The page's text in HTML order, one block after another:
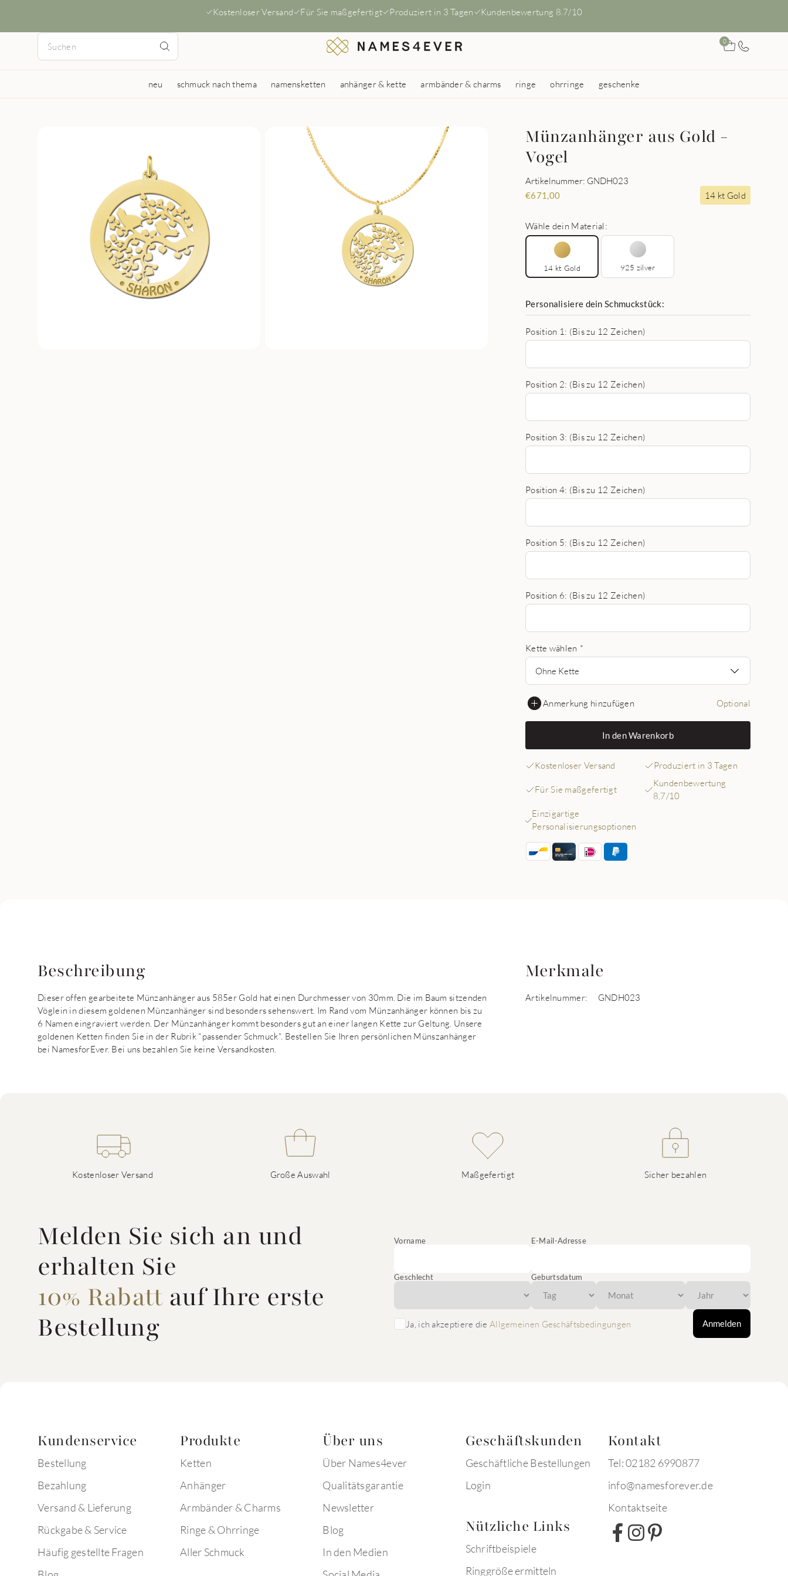
Kostenloser Versand Für Sie maßgefertigt Produziert in 3 Tagen Kundenbewertung 8.7/10
0
neu schmuck nach thema namensketten anhänger & kette armbänder & charms ringe ohrringe geschenke
Münzanhänger aus Gold -
Vogel
Artikelnummer: GNDH023
€671,00 14 kt Gold
Wähle dein Material:
14 kt Gold 925 zilver
Personalisiere dein Schmuckstück:
Position 1: (Bis zu 12 Zeichen)
Position 2: (Bis zu 12 Zeichen)
Position 3: (Bis zu 12 Zeichen)
Position 4: (Bis zu 12 Zeichen)
Position 5: (Bis zu 12 Zeichen)
Position 6: (Bis zu 12 Zeichen)
Kette wählen *
Ohne Kette
Anmerkung hinzufügen Optional
In den Warenkorb
Kostenloser Versand Produziert in 3 Tagen
Für Sie maßgefertigt
Kundenbewertung
8,7/10
Einzigartige
Personalisierungsoptionen
Beschreibung
Dieser offen gearbeitete Münzanhänger aus 585er Gold hat einen Durchmesser von 30mm. Die im Baum sitzenden
Vöglein in diesem goldenen Münzanhänger sind besonders sehenswert. Im Rand vom Münzanhänger können bis zu
6 Namen eingraviert werden. Der Münzanhänger kommt besonders gut an einer langen Kette zur Geltung. Unsere
goldenen Ketten finden Sie in der Rubrik "passender Schmuck". Bestellen Sie Ihren persönlichen Münszanhänger
bei NamesforEver. Bei uns bezahlen Sie keine Versandkosten.
Merkmale
Artikelnummer: GNDH023
Kostenloser Versand Große Auswahl Maßgefertigt Sicher bezahlen
Melden Sie sich an und
erhalten Sie
10% Rabattauf Ihre erste
Bestellung
Vorname E-Mail-Adresse
Geschlecht Geburtsdatum
Ja, ich akzeptiere die Allgemeinen Geschäftsbedingungen Anmelden
Kundenservice
Bestellung
Bezahlung
Versand & Lieferung
Rückgabe & Service
Häufig gestellte Fragen
Produkte
Ketten
Anhänger
Armbänder & Charms
Ringe & Ohrringe
Aller Schmuck
Über uns
Über Names4ever
Qualitätsgarantie
Newsletter
Blog
In den Medien
Geschäftskunden
Geschäftliche Bestellungen
Login
Nützliche Links
Schriftbeispiele
Ringgröße ermitteln
Kontakt
Tel: 02182 6990877
info@namesforever.de
Kontaktseite